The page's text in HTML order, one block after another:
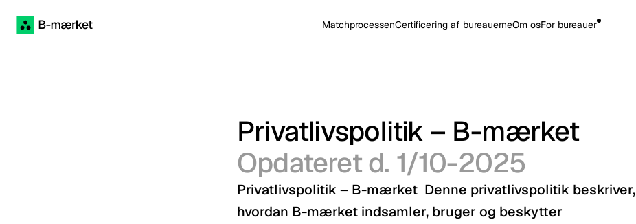
MatchprocessenCertificering af bureauerneOm osFor bureauer
Privatlivspolitik – B-mærket
Opdateret d. 1/10-2025
Privatlivspolitik – B-mærket  Denne privatlivspolitik beskriver,
hvordan B-mærket indsamler, bruger og beskytter